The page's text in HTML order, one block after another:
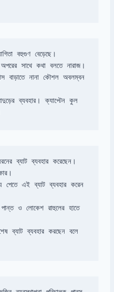
বাড়াতে নানা কৌশল অবলম্বন
ব্যবহার। ক্যাপ্টেন কুল
ব্যাট ব্যবহার করেছেন।
পেতে এই ব্যাট ব্যবহার করেন
পান্ত ও লোকেশ রাহুলের হাতে
ব্যাট ব্যবহার করছেন বলে